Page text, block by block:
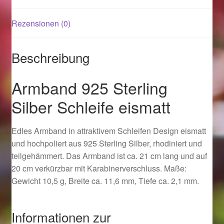
Magisches und Festliches zu Halloween 2021
Magisches und Festliches zu Halloween 2022
Logout
Ostergeschenke finden für Ostern 2015
Ostergeschenke finden für Ostern 2016
Ostergeschenke finden für Ostern 2017
Ostergeschenke finden für Ostern 2018
Rezensionen (0)
Beschreibung
Armband 925 Sterling
Silber Schleife eismatt
Edles Armband in attraktivem Schleifen Design eismatt
und hochpoliert aus 925 Sterling Silber, rhodiniert und
teilgehämmert. Das Armband ist ca. 21 cm lang und auf
20 cm verkürzbar mit Karabinerverschluss. Maße:
Gewicht 10,5 g, Breite ca. 11,6 mm, Tiefe ca. 2,1 mm.
Informationen zur